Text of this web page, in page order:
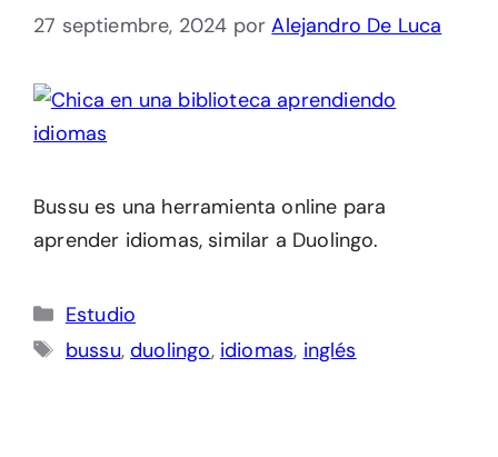
27 septiembre, 2024 porAlejandro De Luca
Bussu es una herramienta online para
aprender idiomas, similar a Duolingo.
Categorías
Estudio
Etiquetas
bussu,duolingo, idiomas, inglés